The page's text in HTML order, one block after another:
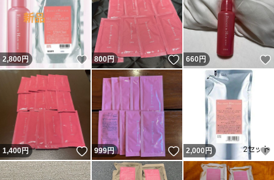
2,800円 いいね！
800円 いいね！
660円
1,400円 いいね！
999円 いいね！
2,000 円